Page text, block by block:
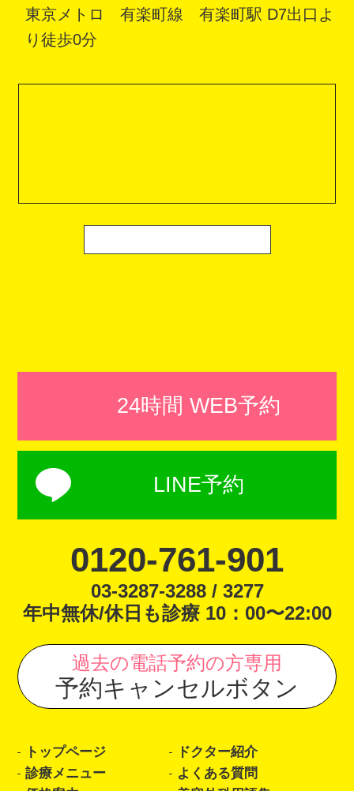
東京メトロ 有楽町線 有楽町駅 D7出口よ
り徒歩0分
24時間 WEB予約
LINE予約
0120-761-901
03-3287-3288 / 3277
年中無休/休日も診療 10：00〜22:00
過去の電話予約の方専用
予約キャンセルボタン
トップページ
ドクター紹介
診療メニュー
よくある質問